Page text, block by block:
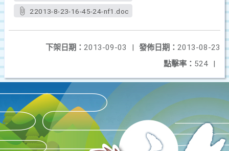
22013-8-23-16-45-24-nf1.doc
發佈日期： 2013-08-23
下架日期： 2013-09-03
|
點擊率： 524 |